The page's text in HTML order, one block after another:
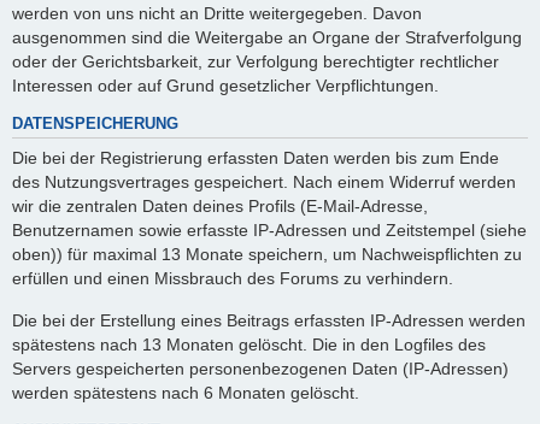
werden von uns nicht an Dritte weitergegeben. Davon
ausgenommen sind die Weitergabe an Organe der Strafverfolgung
oder der Gerichtsbarkeit, zur Verfolgung berechtigter rechtlicher
Interessen oder auf Grund gesetzlicher Verpflichtungen.
DATENSPEICHERUNG
Die bei der Registrierung erfassten Daten werden bis zum Ende
des Nutzungsvertrages gespeichert. Nach einem Widerruf werden
wir die zentralen Daten deines Profils (E-Mail-Adresse,
Benutzernamen sowie erfasste IP-Adressen und Zeitstempel (siehe
oben)) für maximal 13 Monate speichern, um Nachweispflichten zu
erfüllen und einen Missbrauch des Forums zu verhindern.
Die bei der Erstellung eines Beitrags erfassten IP-Adressen werden
spätestens nach 13 Monaten gelöscht. Die in den Logfiles des
Servers gespeicherten personenbezogenen Daten (IP-Adressen)
werden spätestens nach 6 Monaten gelöscht.